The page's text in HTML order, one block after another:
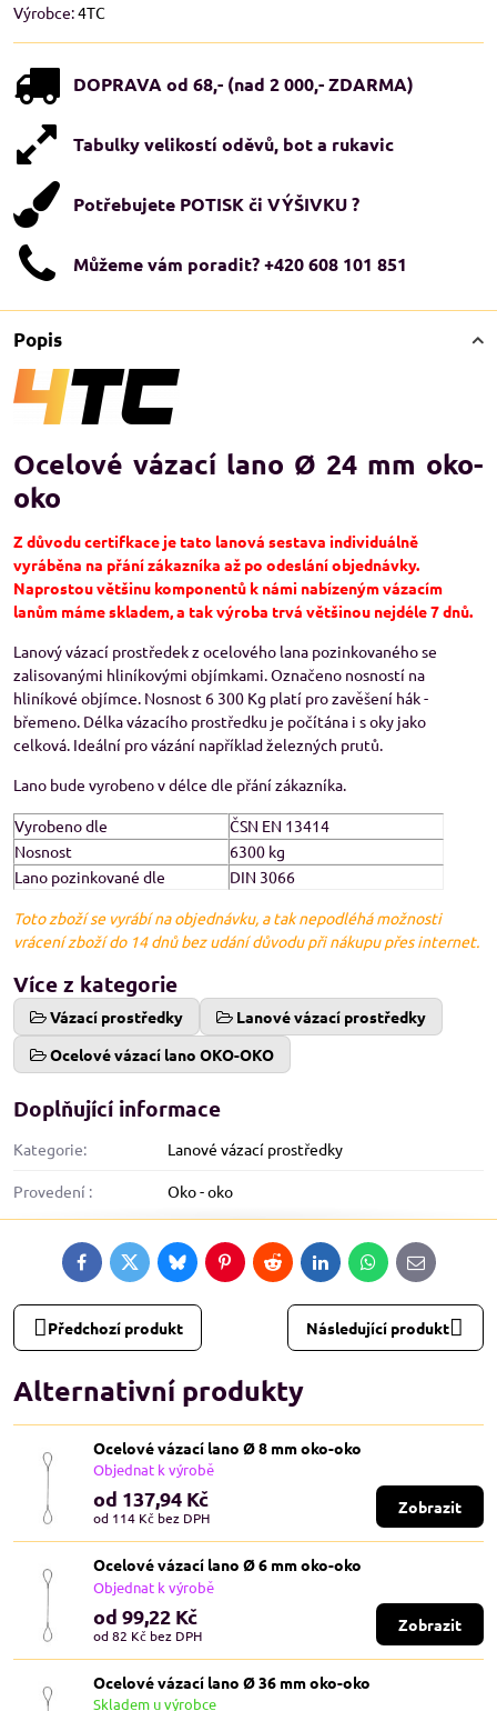
Výrobce:4TC
DOPRAVA od 68,- (nad 2 000,- ZDARMA)
Tabulky velikostí oděvů, bot a rukavic
Potřebujete POTISK či VÝŠIVKU ?
Můžeme vám poradit? +420 608 101 851
Popis
Ocelové vázací lano Ø 24 mm oko-
oko
Z důvodu certifkace je tato lanová sestava individuálně
vyráběna na přání zákazníka až po odeslání objednávky.
Naprostou většinu komponentů k námi nabízeným vázacím
lanům máme skladem, a tak výroba trvá většinou nejdéle 7 dnů.
Lanový vázací prostředek z ocelového lana pozinkovaného se
zalisovanými hliníkovými objímkami. Označeno nosností na
hliníkové objímce. Nosnost 6 300 Kg platí pro zavěšení hák -
břemeno. Délka vázacího prostředku je počítána i s oky jako
celková. Ideální pro vázání například železných prutů.
Lano bude vyrobeno v délce dle přání zákazníka.
Vyrobeno dle
ČSN EN 13414
Nosnost
6300 kg
Lano pozinkované dle
DIN 3066
Toto zboží se vyrábí na objednávku, a tak nepodléhá možnosti
vrácení zboží do 14 dnů bez udání důvodu při nákupu přes internet.
Více z kategorie
Vázací prostředky
Lanové vázací prostředky
Ocelové vázací lano OKO-OKO
Doplňující informace
Kategorie: Lanové vázací prostředky
Provedení : Oko - oko
FacebookTwitterBlueskyPinterestRedditLinkedInWhatsApp
E-
mail
Předchozí produkt Následující produkt
Alternativní produkty
Ocelové vázací lano Ø 8 mm oko-oko
Objednat k výrobě
od 137,94 Kč
od 114 Kč bez DPH
Zobrazit
Ocelové vázací lano Ø 6 mm oko-oko
Objednat k výrobě
od 99,22 Kč
od 82 Kč bez DPH
Zobrazit
Ocelové vázací lano Ø 36 mm oko-oko
Skladem u výrobce